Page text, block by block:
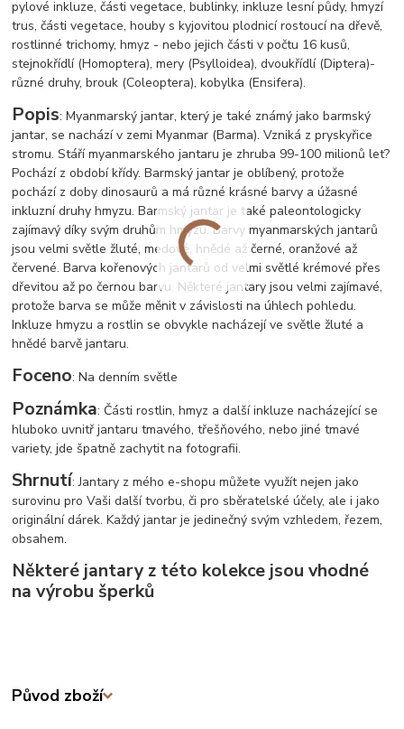
pylové inkluze, části vegetace, bublinky, inkluze lesní půdy, hmyzí
trus, části vegetace, houby s kyjovitou plodnicí rostoucí na dřevě,
rostlinné trichomy, hmyz - nebo jejich části v počtu 16 kusů,
stejnokřídlí (Homoptera), mery (Psylloidea), dvoukřídlí (Diptera)-
různé druhy, brouk (Coleoptera), kobylka (Ensifera).
Popis: Myanmarský jantar, který je také známý jako barmský
jantar, se nachází v zemi Myanmar (Barma). Vzniká z pryskyřice
stromu. Stáří myanmarského jantaru je zhruba 99-100 milionů let?
Pochází z období křídy. Barmský jantar je oblíbený, protože
pochází z doby dinosaurů a má různé krásné barvy a úžasné
inkluzní druhy hmyzu. Barmský jantar je také paleontologicky
zajímavý díky svým druhům hmyzu. Barvy myanmarských jantarů
jsou velmi světle žluté, medové, hnědé až černé, oranžové až
červené. Barva kořenových jantarů od velmi světlé krémové přes
dřevitou až po černou barvu. Některé jantary jsou velmi zajímavé,
protože barva se může měnit v závislosti na úhlech pohledu.
Inkluze hmyzu a rostlin se obvykle nacházejí ve světle žluté a
hnědé barvě jantaru.
Foceno: Na denním světle
Poznámka: Části rostlin, hmyz a další inkluze nacházející se
hluboko uvnitř jantaru tmavého, třešňového, nebo jiné tmavé
variety, jde špatně zachytit na fotografii.
Shrnutí: Jantary z mého e-shopu můžete využít nejen jako
surovinu pro Vaši další tvorbu, či pro sběratelské účely, ale i jako
originální dárek. Každý jantar je jedinečný svým vzhledem, řezem,
obsahem.
Některé jantary z této kolekce jsou vhodné
na výrobu šperků
Původ zboží